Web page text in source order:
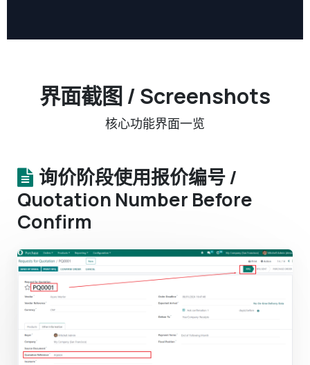
界面截图 / Screenshots
核心功能界面一览
询价阶段使用报价编号 /
Quotation Number Before
Confirm